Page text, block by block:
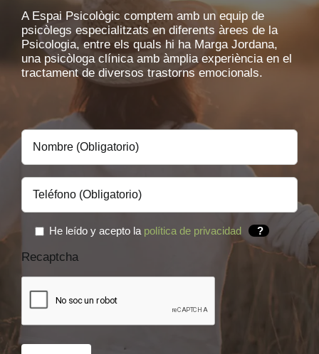
A Espai Psicològic comptem amb un equip de
psicòlegs especialitzats en diferents àrees de la
Psicologia, entre els quals hi ha Marga Jordana,
una psicòloga clínica amb àmplia experiència en el
tractament de diversos trastorns emocionals.
He leído y acepto la política de privacidad ?
Recaptcha